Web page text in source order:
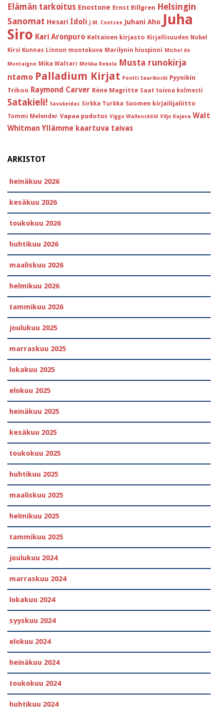
Elämän tarkoitus Enostone Ernst Billgren Helsingin
Sanomat Hesari Idoli J.M. Coetzee Juhani Aho Juha
Siro Kari Aronpuro Keltainen kirjasto Kirjallisuuden Nobel
Kirsi Kunnas Linnun muotokuva Marilynin hiuspinni Michel de
Montaigne Mika Waltari Mirkka Rekola Musta runokirja
ntamo Palladium Kirjat Pentti Saarikoski Pyynikin
Trikoo Raymond Carver Réne Magritte Saat toivoa kolmesti
Satakieli! Savukeidas Sirkka Turkka Suomen kirjailijaliitto
Tommi Melender Vapaa pudotus Viggo Wallensköld Viljo Kajava Walt
Whitman Yllämme kaartuva taivas
ARKISTOT
heinäkuu 2026
kesäkuu 2026
toukokuu 2026
huhtikuu 2026
maaliskuu 2026
helmikuu 2026
tammikuu 2026
joulukuu 2025
marraskuu 2025
lokakuu 2025
elokuu 2025
heinäkuu 2025
kesäkuu 2025
toukokuu 2025
huhtikuu 2025
maaliskuu 2025
helmikuu 2025
tammikuu 2025
joulukuu 2024
marraskuu 2024
lokakuu 2024
syyskuu 2024
elokuu 2024
heinäkuu 2024
toukokuu 2024
huhtikuu 2024